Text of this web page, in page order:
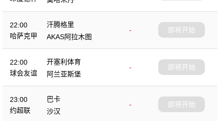
22:00
哈萨克甲
汗腾格里
-
AKAS阿拉木图
即将开始
22:00
球会友谊
开塞利体育
-
阿兰亚斯堡
即将开始
23:00
约超联
巴卡
-
沙汉
即将开始